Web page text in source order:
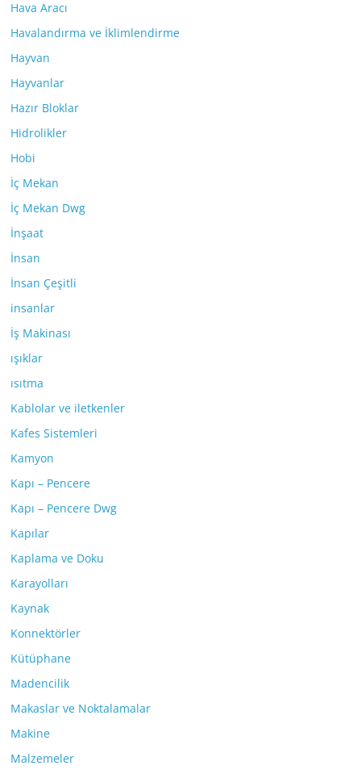
Hava Aracı
Havalandırma ve İklimlendirme
Hayvan
Hayvanlar
Hazır Bloklar
Hidrolikler
Hobi
İç Mekan
İç Mekan Dwg
İnşaat
İnsan
İnsan Çeşitli
insanlar
İş Makinası
ışıklar
ısıtma
Kablolar ve iletkenler
Kafes Sistemleri
Kamyon
Kapı – Pencere
Kapı – Pencere Dwg
Kapılar
Kaplama ve Doku
Karayolları
Kaynak
Konnektörler
Kütüphane
Madencilik
Makaslar ve Noktalamalar
Makine
Malzemeler